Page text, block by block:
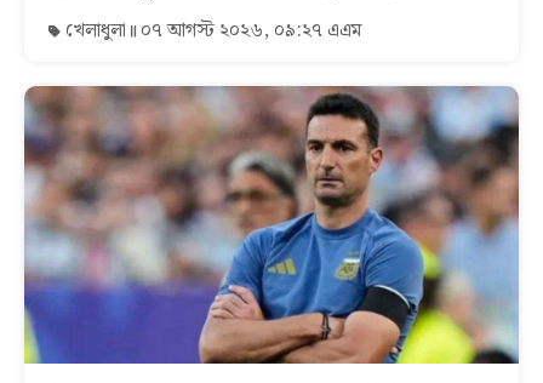
খেলাধুলা ০৭ আগস্ট ২০২৬, ০৯:২৭ এএম